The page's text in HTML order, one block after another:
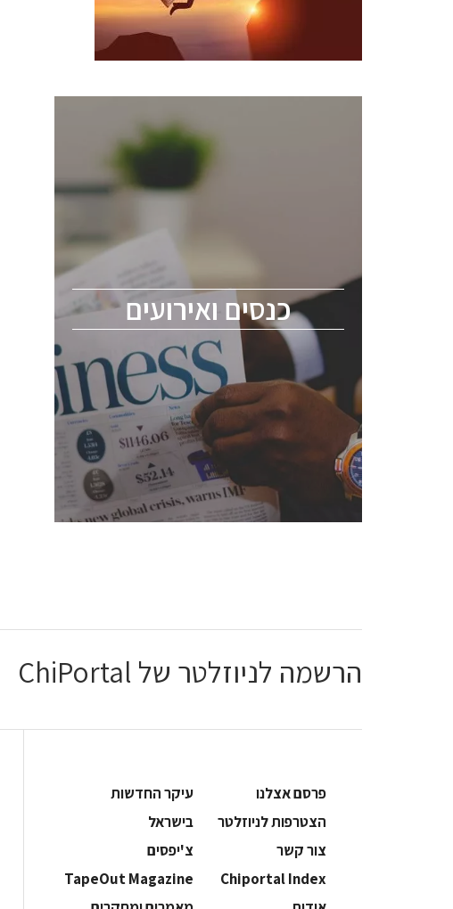
כנסים ואירועים
כנסים ואירועים
הסמיקונדקטור כולל מהנדסים, מומחים מקצועיים
ChipEx2026 will be held on May 12-13,
2026. The conference is intended for
everyone involved in the semiconductor
industry, including engineers, professional
experts, and senior executives.
לחץ לפרטים
הרשמה לניוזלטר של ChiPortal
פרסם אצלנו
עיקר החדשות
הצטרפות לניוזלטר
בישראל
צור קשר
צ'יפסים
Chiportal Index
TapeOut Magazine